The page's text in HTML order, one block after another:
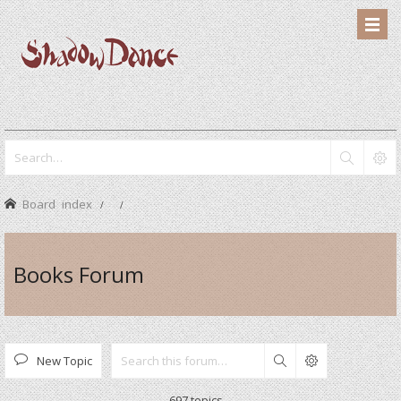
Board index
Books Forum
New Topic Search